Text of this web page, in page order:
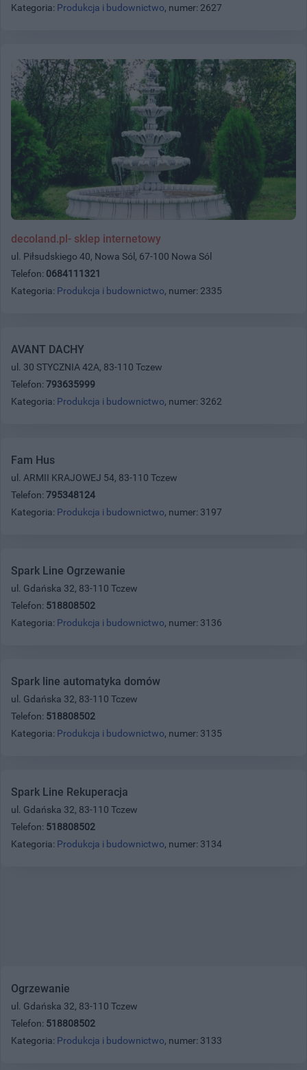
Kategoria: Produkcja i budownictwo, numer: 2627
decoland.pl- sklep internetowy
ul. Piłsudskiego 40, Nowa Sól, 67-100 Nowa Sól
Telefon: 0684111321
Kategoria: Produkcja i budownictwo, numer: 2335
AVANT DACHY
ul. 30 STYCZNIA 42A, 83-110 Tczew
Telefon: 793635999
Kategoria: Produkcja i budownictwo, numer: 3262
Fam Hus
ul. ARMII KRAJOWEJ 54, 83-110 Tczew
Telefon: 795348124
Kategoria: Produkcja i budownictwo, numer: 3197
Spark Line Ogrzewanie
ul. Gdańska 32, 83-110 Tczew
Telefon: 518808502
Kategoria: Produkcja i budownictwo, numer: 3136
Spark line automatyka domów
ul. Gdańska 32, 83-110 Tczew
Telefon: 518808502
Kategoria: Produkcja i budownictwo, numer: 3135
Spark Line Rekuperacja
ul. Gdańska 32, 83-110 Tczew
Telefon: 518808502
Kategoria: Produkcja i budownictwo, numer: 3134
Ogrzewanie
ul. Gdańska 32, 83-110 Tczew
Telefon: 518808502
Kategoria: Produkcja i budownictwo, numer: 3133